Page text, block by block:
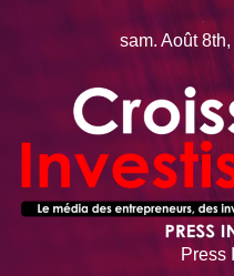
sam. Août
Press